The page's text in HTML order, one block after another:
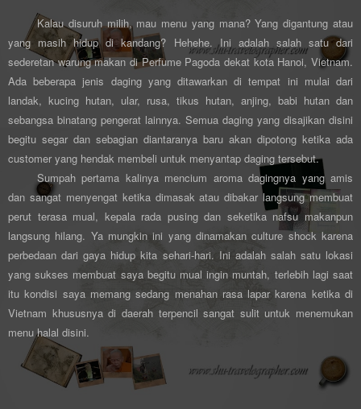
Kalau disuruh milih, mau menu yang mana? Yang digantung atau
yang masih hidup di kandang? Hehehe. Ini adalah salah satu dari
sederetan warung makan di Perfume Pagoda dekat kota Hanoi, Vietnam.
Ada beberapa jenis daging yang ditawarkan di tempat ini mulai dari
landak, kucing hutan, ular, rusa, tikus hutan, anjing, babi hutan dan
sebangsa binatang pengerat lainnya. Semua daging yang disajikan disini
begitu segar dan sebagian diantaranya baru akan dipotong ketika ada
customer yang hendak membeli untuk menyantap daging tersebut.
Sumpah pertama kalinya mencium aroma dagingnya yang amis
dan sangat menyengat ketika dimasak atau dibakar langsung membuat
perut terasa mual, kepala rada pusing dan seketika nafsu makanpun
langsung hilang. Ya mungkin ini yang dinamakan culture shock karena
perbedaan dari gaya hidup kita sehari-hari. Ini adalah salah satu lokasi
yang sukses membuat saya begitu mual ingin muntah, terlebih lagi saat
itu kondisi saya memang sedang menahan rasa lapar karena ketika di
Vietnam khususnya di daerah terpencil sangat sulit untuk menemukan
menu halal disini.